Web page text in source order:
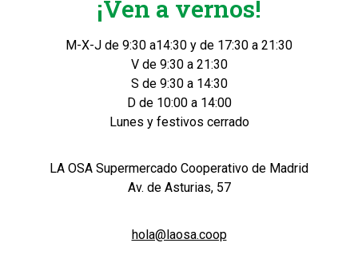
¡Ven a vernos!
M-X-J de 9:30 a14:30 y de 17:30 a 21:30
V de 9:30 a 21:30
S de 9:30 a 14:30
D de 10:00 a 14:00
Lunes y festivos cerrado
LA OSA Supermercado Cooperativo de Madrid
Av. de Asturias, 57
hola@laosa.coop